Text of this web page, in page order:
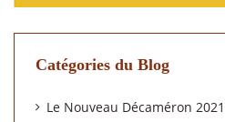
Catégories du Blog
Le Nouveau Décaméron 2021